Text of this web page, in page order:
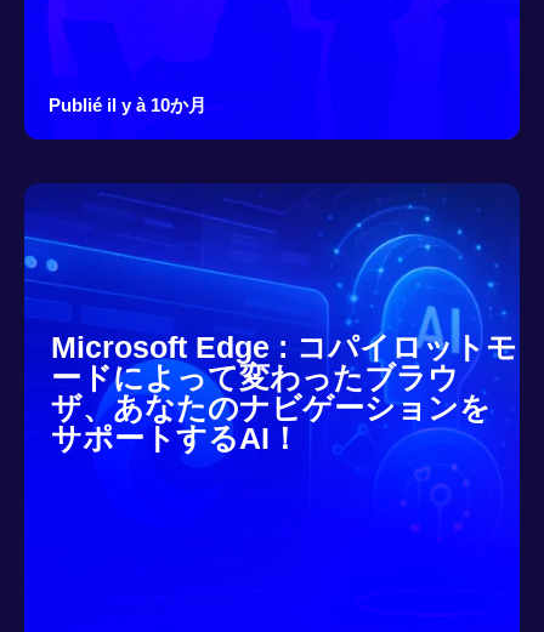
Publié il y à 10か月
Microsoft Edge : コパイロットモ
ードによって変わったブラウ
ザ、あなたのナビゲーションを
サポートするAI！